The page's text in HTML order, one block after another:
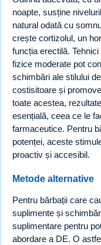
noapte, susține
natural odată cu
crește cortizolul, un
funcția erectilă.
fizice moderate pot
schimbări ale stilului
costisitoare și
toate acestea,
esențială, ceea ce le
farmaceutice. Pentru
potenței, aceste
proactiv și accesibil.
Metode alternative
Pentru bărbații care
suplimente și
suplimentare pentru
abordare a DE. O